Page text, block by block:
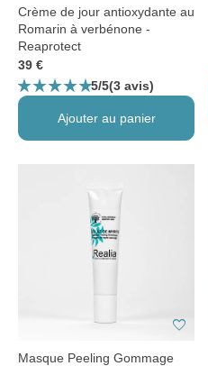
Crème de jour antioxydante au
Romarin à verbénone -
Reaprotect
39 €
star_ratestar_ratestar_ratestar_ratestar_rate5/5(3 avis)
Ajouter au panier
favorite
Masque Peeling Gommage